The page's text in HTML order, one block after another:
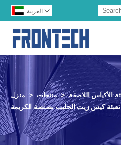
العربية 
منزل > منتجات > الأكياس اللاصقة
تعبئة كيس زيت الحليب بصلصة الكريمة